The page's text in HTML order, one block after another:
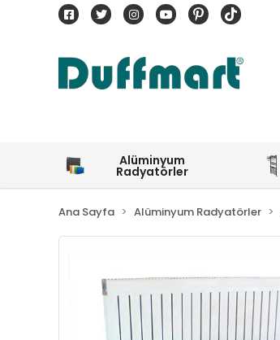
Alüminyum
Radyatörler
Ana Sayfa Alüminyum Radyatörler